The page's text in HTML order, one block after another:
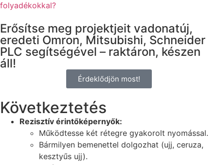
folyadékokkal?
Erősítse meg projektjeit vadonatúj,
eredeti Omron, Mitsubishi, Schneider
PLC segítségével – raktáron, készen
áll!
Érdeklődjön most!
Következtetés
Rezisztív érintőképernyők:
Működtesse két rétegre gyakorolt nyomással.
Bármilyen bemenettel dolgozhat (ujj, ceruza,
kesztyűs ujj).